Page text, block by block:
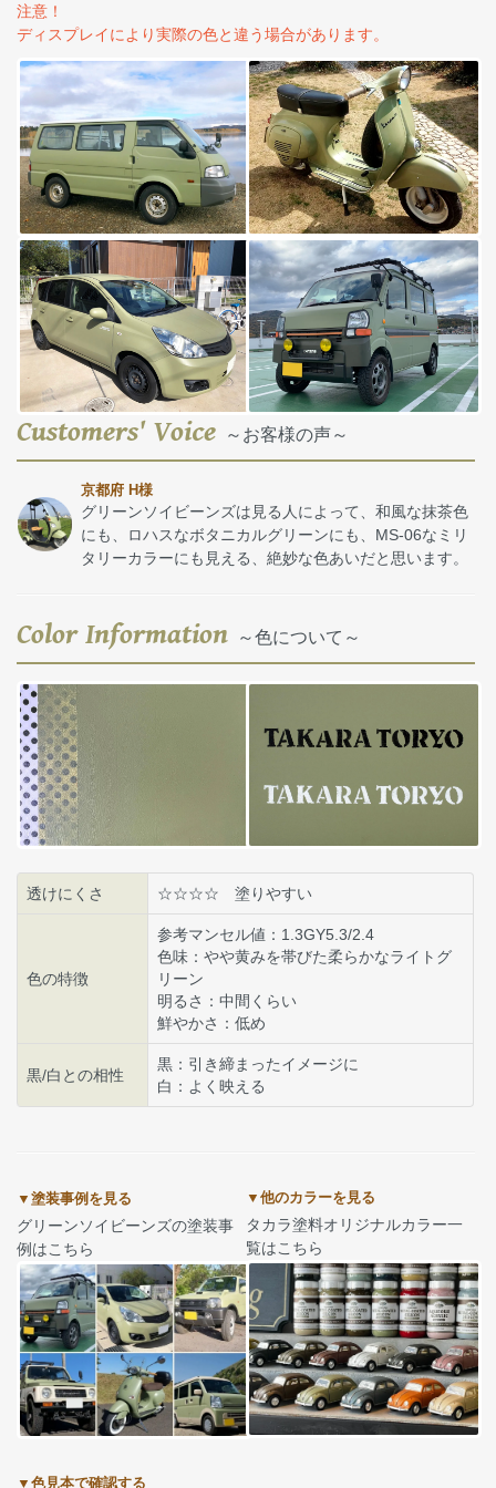
注意！
ディスプレイにより実際の色と違う場合があります。
Customers' Voice ～お客様の声～
京都府 H様
グリーンソイビーンズは見る人によって、和風な抹茶色
にも、ロハスなボタニカルグリーンにも、MS-06なミリ
タリーカラーにも見える、絶妙な色あいだと思います。
Color Information ～色について～
透けにくさ ☆☆☆☆ 塗りやすい
色の特徴
参考マンセル値：1.3GY5.3/2.4
色味：やや黄みを帯びた柔らかなライトグ
リーン
明るさ：中間くらい
鮮やかさ：低め
黒/白との相性
黒：引き締まったイメージに
白：よく映える
▼塗装事例を見る
グリーンソイビーンズの塗装事
例はこちら
▼他のカラーを見る
タカラ塗料オリジナルカラー一
覧はこちら
▼色見本で確認する